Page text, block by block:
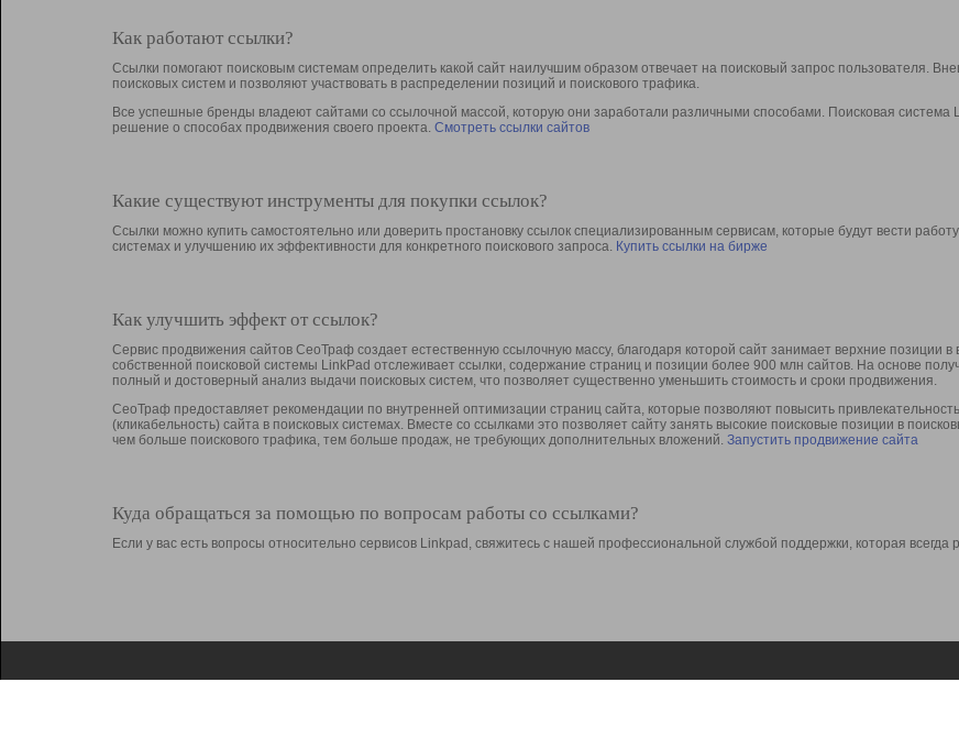
Как работают ссылки?
Ссылки помогают поисковым системам определить какой сайт наилучшим образом отвечает на поисковый запрос пользователя.
поисковых систем и позволяют участвовать в раcпределении позиций и поискового трафика.
Все успешные бренды владеют сайтами со ссылочной массой, которую они заработали различными способами. Поисковая система
решение о способах продвижения своего проекта. Смотреть ссылки сайтов
Какие существуют инструменты для покупки ссылок?
Ссылки можно купить самостоятельно или доверить простановку ссылок специализированным сервисам, которые будут вести
системах и улучшению их эффективности для конкретного поискового запроса. Купить ссылки на бирже
Как улучшить эффект от ссылок?
Сервис продвижения сайтов СеоТраф создает естественную ссылочную массу, благодаря которой сайт занимает верхние
собственной поисковой системы LinkPad отслеживает ссылки, содержание страниц и позиции более 900 млн сайтов. На основе
полный и достоверный анализ выдачи поисковых систем, что позволяет существенно уменьшить стоимость и сроки продвижения.
СеоТраф предоставляет рекомендации по внутренней оптимизации страниц сайта, которые позволяют повысить
(кликабельность) сайта в поисковых системах. Вместе со ссылками это позволяет сайту занять высокие поисковые позиции в
чем больше поискового трафика, тем больше продаж, не требующих дополнительных вложений. Запустить продвижение сайта
Куда обращаться за помощью по вопросам работы со ссылками?
Если у вас есть вопросы относительно сервисов Linkpad, свяжитесь с нашей профессиональной службой поддержки, которая